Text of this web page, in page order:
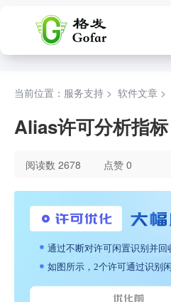
当前位置：服务支持 > 软件文章 >
Alias许可分析指标
阅读数 2678 点赞 0